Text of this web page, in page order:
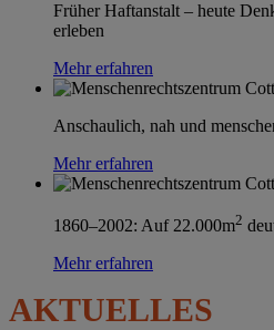
Früher Haftanstalt – heute
erleben
Mehr erfahren
Anschaulich, nah und
Mehr erfahren
1860–2002: Auf 22.000m2
Mehr erfahren
AKTUELLES